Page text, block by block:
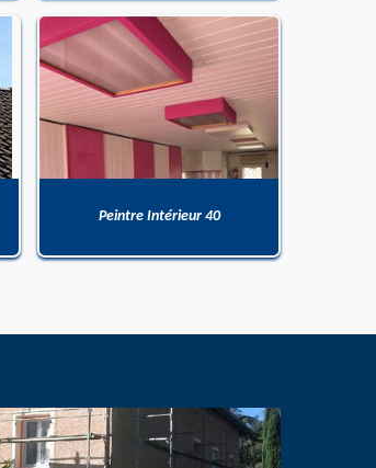
Peintre Intérieur 40